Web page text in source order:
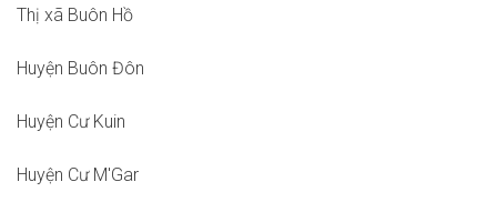
Thị xã Buôn Hồ
Huyện Buôn Đôn
Huyện Cư Kuin
Huyện Cư M'Gar